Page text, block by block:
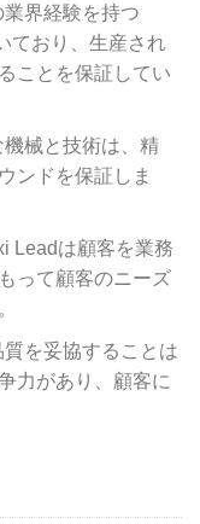
業界経験を持つ
ており、生産され
ことを保証してい
機械と技術は、精
ンドを保証しま
Leadは顧客を業務
って顧客のニーズ
質を妥協することは
力があり、顧客に